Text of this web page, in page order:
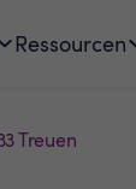
Ressourcen
Treuen